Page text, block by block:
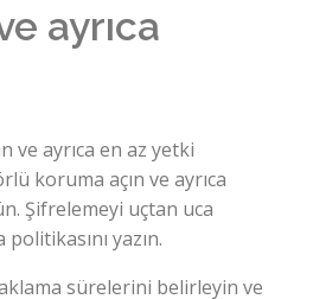
ayrıca
ve ayrıca en az yetki
koruma açın ve ayrıca
Şifrelemeyi uçtan uca
yazın.
sürelerini belirleyin ve